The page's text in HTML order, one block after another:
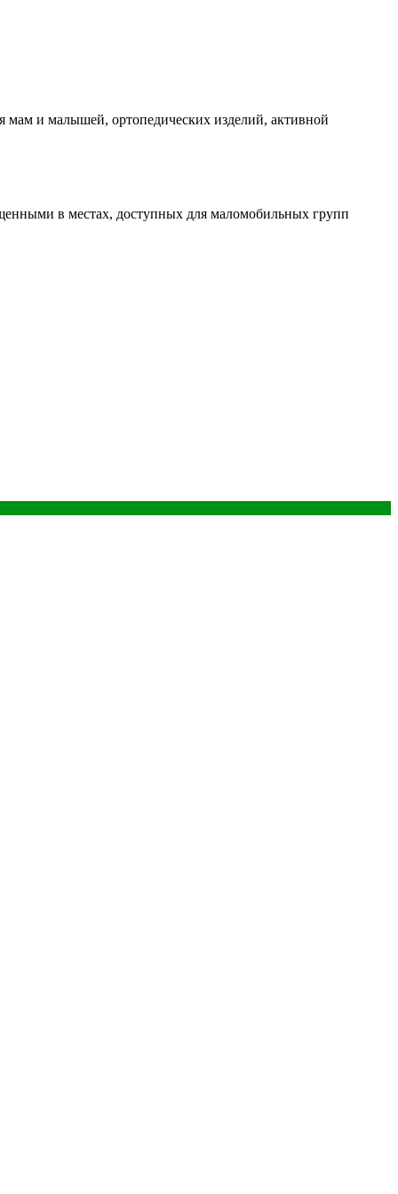
мам и малышей, ортопедических изделий, активной
в местах, доступных для маломобильных групп